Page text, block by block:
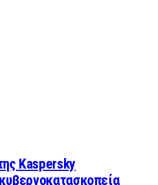
Kaspersky